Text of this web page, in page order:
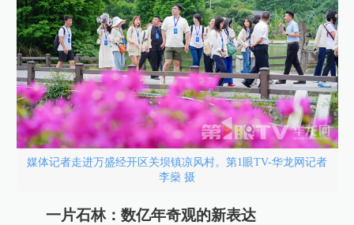
媒体记者走进万盛经开区关坝镇凉风村。第1眼TV-华龙网记者
李燊 摄
一片石林：数亿年奇观的新表达